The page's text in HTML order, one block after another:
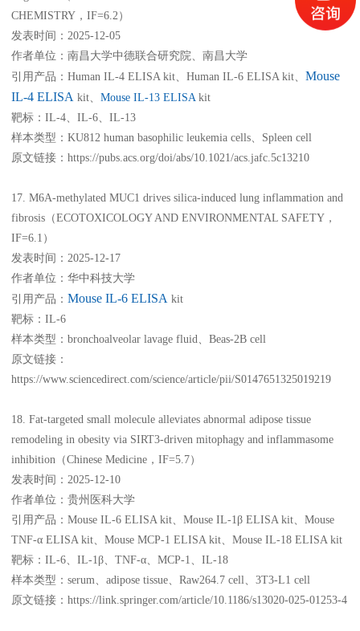
CHEMISTRY，IF=6.2）
发表时间：2025-12-05
作者单位：南昌大学中德联合研究院、南昌大学
引用产品：Human IL-4 ELISA kit、Human IL-6 ELISA kit、 Mouse
IL-4 ELISA kit、Mouse IL-13 ELISA kit
靶标：IL-4、IL-6、IL-13
样本类型：KU812 human basophilic leukemia cells、Spleen cell
原文链接：https://pubs.acs.org/doi/abs/10.1021/acs.jafc.5c13210
17. M6A-methylated MUC1 drives silica-induced lung inflammation and
fibrosis（ECOTOXICOLOGY AND ENVIRONMENTAL SAFETY，
IF=6.1）
发表时间：2025-12-17
作者单位：华中科技大学
引用产品： Mouse IL-6 ELISA kit
靶标：IL-6
样本类型：bronchoalveolar lavage fluid、Beas-2B cell
原文链接：
https://www.sciencedirect.com/science/article/pii/S0147651325019219
18. Fat-targeted small molecule alleviates abnormal adipose tissue
remodeling in obesity via SIRT3-driven mitophagy and inflammasome
inhibition（Chinese Medicine，IF=5.7）
发表时间：2025-12-10
作者单位：贵州医科大学
引用产品：Mouse IL-6 ELISA kit、Mouse IL-1β ELISA kit、Mouse
TNF-α ELISA kit、Mouse MCP-1 ELISA kit、Mouse IL-18 ELISA kit
靶标：IL-6、IL-1β、TNF-α、MCP-1、IL-18
样本类型：serum、adipose tissue、Raw264.7 cell、3T3-L1 cell
原文链接：https://link.springer.com/article/10.1186/s13020-025-01253-4